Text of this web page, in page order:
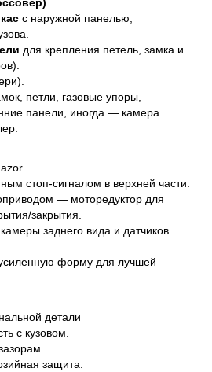
.
с наружной панелью,
для крепления петель, замка и
петли, газовые упоры,
панели, иногда — камера
стоп-сигналом в верхней части.
— моторедуктор для
закрытия.
заднего вида и датчиков
форму для лучшей
детали
с кузовом.
защита.